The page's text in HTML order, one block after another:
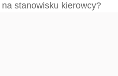
stanowisku kierowcy?